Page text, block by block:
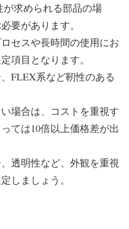
求められる部品の場
要があります。
セスや長時間の使用にお
項目となります。
FLEX系など靭性のある
場合は、コストを重視す
ては10倍以上価格差が出
透明性など、外観を重視
しましょう。